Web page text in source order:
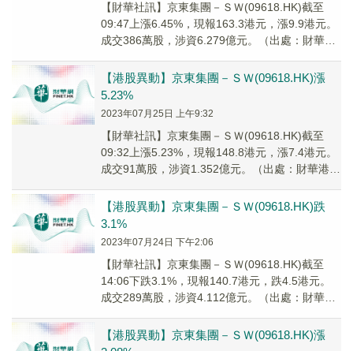
【財華社訊】京東集團－ＳＷ(09618.HK)截至
09:47上漲6.45%，現報163.3港元，漲9.9港元。
成交386萬股，涉資6.279億元。（出處：財華港
【港股異動】京東集團－ＳＷ(09618.HK)漲
5.23%
2023年07月25日 上午9:32
【財華社訊】京東集團－ＳＷ(09618.HK)截至
09:32上漲5.23%，現報148.8港元，漲7.4港元。
成交91萬股，涉資1.352億元。（出處：財華港股
【港股異動】京東集團－ＳＷ(09618.HK)跌
3.1%
2023年07月24日 下午2:06
【財華社訊】京東集團－ＳＷ(09618.HK)截至
14:06下跌3.1%，現報140.7港元，跌4.5港元。
成交289萬股，涉資4.112億元。（出處：財華港
【港股異動】京東集團－ＳＷ(09618.HK)漲